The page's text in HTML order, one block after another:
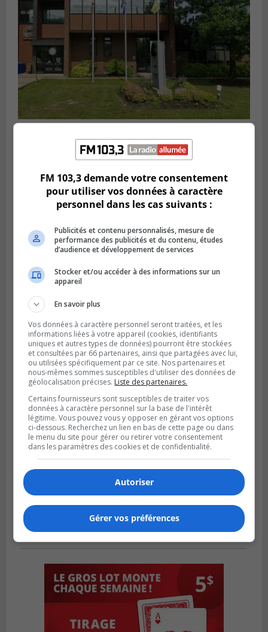
Saint-Constant signe une nouvelle
convention pour le bien de la population
SAINT-LAMBERT
Publié le 4 août 2026 à 12h00
Une conseillère de Saint-Lambert craint le
développement de MET
FM 103,3 demande votre consentement
pour utiliser vos données à caractère
personnel dans les cas suivants :
Publicités et contenu personnalisés, mesure de
performance des publicités et du contenu, études
d’audience et développement de services
Stocker et/ou accéder à des informations sur un
appareil
En savoir plus
Vos données à caractère personnel seront traitées, et les
informations liées à votre appareil (cookies, identifiants
uniques et autres types de données) pourront être stockées
et consultées par 66 partenaires, ainsi que partagées avec lui,
ou utilisées spécifiquement par ce site. Nos partenaires et
nous-mêmes sommes susceptibles d'utiliser des données de
géolocalisation précises. Liste des partenaires.
Certains fournisseurs sont susceptibles de traiter vos
données à caractère personnel sur la base de l'intérêt
légitime. Vous pouvez vous y opposer en gérant vos options
ci-dessous. Recherchez un lien en bas de cette page ou dans
le menu du site pour gérer ou retirer votre consentement
dans les paramètres des cookies et de confidentialité.
Autoriser
Gérer vos préférences